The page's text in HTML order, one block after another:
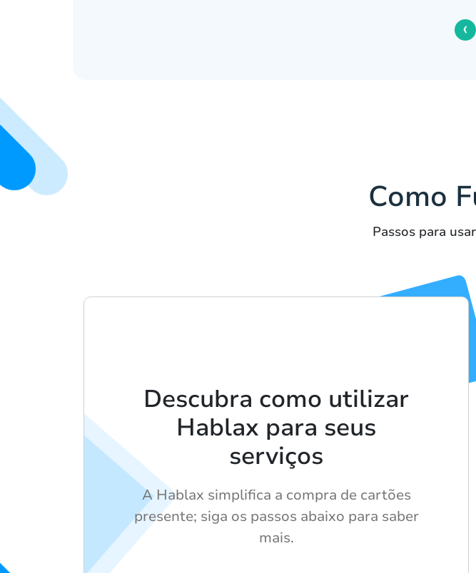
‹
Como
Passos para
Descubra como utilizar
Hablax para seus
serviços
A Hablax simplifica a compra de cartões
presente; siga os passos abaixo para saber
mais.